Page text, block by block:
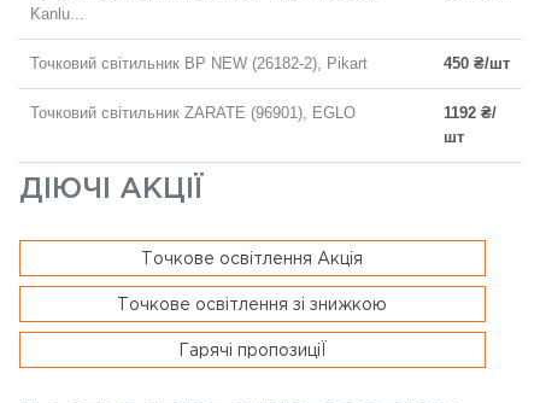
Kanlu...
Точковий світильник BP NEW (26182-2), Pikart 450 ₴/шт
Точковий світильник ZARATE (96901), EGLO
1192 ₴/
шт
ДІЮЧІ АКЦІЇ
Точкове освітлення Акція
Точкове освітлення зі знижкою
Гарячі пропозиціЇ